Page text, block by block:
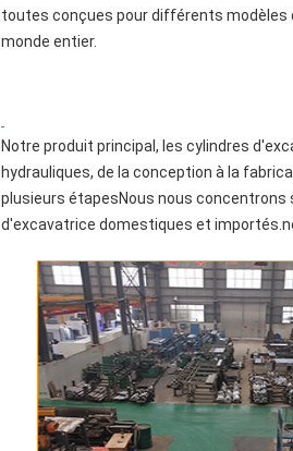
toutes conçues pour différents modèles
monde entier.
Notre produit principal, les cylindres
hydrauliques, de la conception à la
plusieurs étapesNous nous concentrons
d'excavatrice domestiques et